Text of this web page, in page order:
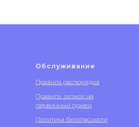
Обслуживание
Правила распорядка
Правила записи на
первичный прием
Политика безопасности